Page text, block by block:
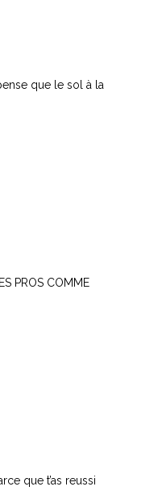
que le sol à la
PROS COMME
que t’as reussi